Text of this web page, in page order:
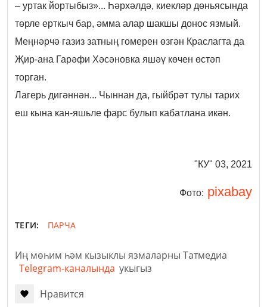
– уртак йортыбыз»... Һәрхәлдә, киекләр дөньясында
төрле ерткыч бар, әмма алар шакшы донос язмый.
Меңнәрчә газиз затның гомерен өзгән Краслагта да
Җир-ана Гарәфи Хәсәновка яшәү көчен өстәп
торган.
Лагерь дигәннән... Чыннан да, гыйбрәт тулы тарих
еш кына кан-яшьле фарс булып кабатлана икән.
"КУ" 03, 2021
Фото: pixabay
ТЕГИ: ПАРЧА
Иң мөһим һәм кызыклы язмаларны Татмедиа
Telegram-каналында укыгыз
Нравится